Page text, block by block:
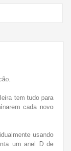
tem tudo para
cada novo
usando
um anel D de